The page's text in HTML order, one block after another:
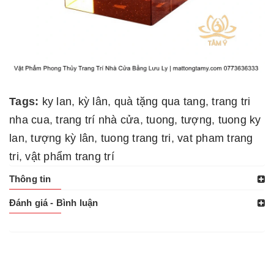
Tags: ky lan, kỳ lân, quà tặng qua tang,trang tri
nha cua,trang trí nhà cửa, tuong, tượng, tuong ky
lan,tượng kỳ lân, tuong trang tri, vat pham trang
tri,vật phẩm trang trí
Thông tin
Đánh giá - Bình luận